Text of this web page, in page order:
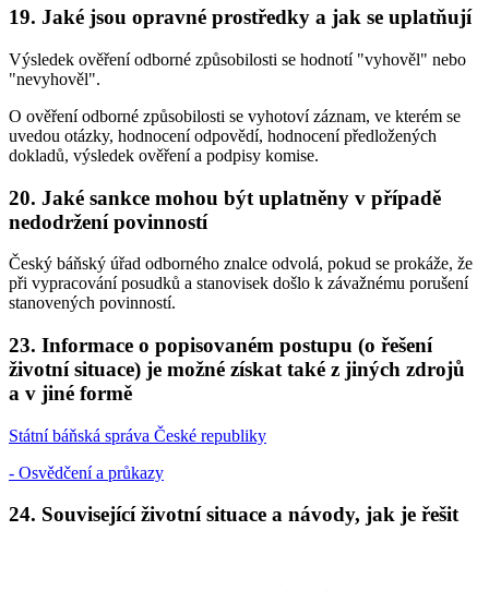
19. Jaké jsou opravné prostředky a jak se uplatňují
Výsledek ověření odborné způsobilosti se hodnotí "vyhověl" nebo
"nevyhověl".
O ověření odborné způsobilosti se vyhotoví záznam, ve kterém se
uvedou otázky, hodnocení odpovědí, hodnocení předložených
dokladů, výsledek ověření a podpisy komise.
20. Jaké sankce mohou být uplatněny v případě
nedodržení povinností
Český báňský úřad odborného znalce odvolá, pokud se prokáže, že
při vypracování posudků a stanovisek došlo k závažnému porušení
stanovených povinností.
23. Informace o popisovaném postupu (o řešení
životní situace) je možné získat také z jiných zdrojů
a v jiné formě
Státní báňská správa České republiky
- Osvědčení a průkazy
24. Související životní situace a návody, jak je řešit